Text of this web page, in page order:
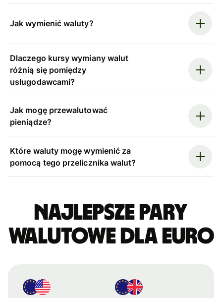
Jak wymienić waluty?
Dlaczego kursy wymiany walut
różnią się pomiędzy
usługodawcami?
Jak mogę przewalutować
pieniądze?
Które waluty mogę wymienić za
pomocą tego przelicznika walut?
Najlepsze pary
walutowe dla euro